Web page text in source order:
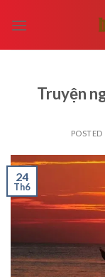
Truyện
POSTED
24
Th6